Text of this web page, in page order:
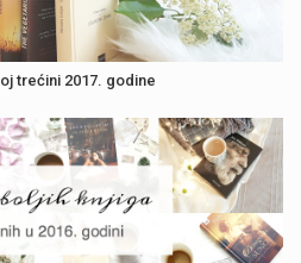
trećini 2017. godine